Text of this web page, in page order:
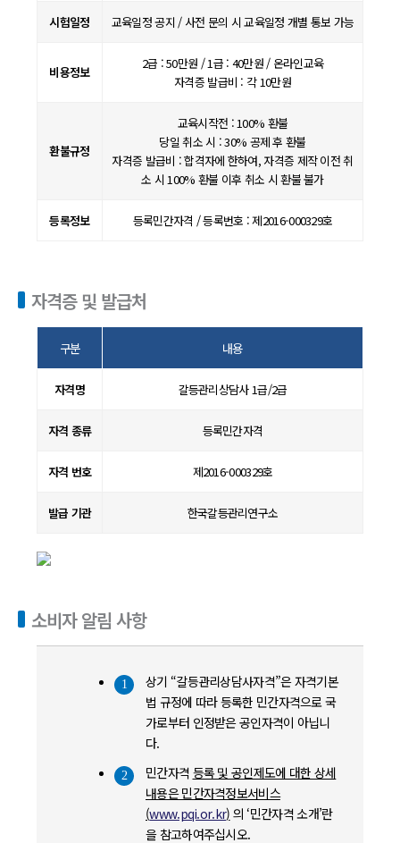
시험일정 교육일정 공지 / 사전 문의 시 교육일정 개별 통보 가능
비용정보
2급 : 50만원 / 1급 : 40만원 / 온라인교육
자격증 발급비 : 각 10만원
환불규정
교육시작전 : 100% 환불
당일 취소 시 : 30% 공제 후 환불
자격증 발급비 : 합격자에 한하여, 자격증 제작 이전 취
소 시 100% 환불 이후 취소 시 환불 불가
등록정보 등록민간자격 / 등록번호 : 제2016-000329호
자격증 및 발급처
구분 내용
자격명 갈등관리상담사 1급/2급
자격 종류 등록민간자격
자격 번호 제2016-000329호
발급 기관 한국갈등관리연구소
소비자 알림 사항
1
상기 “갈등관리상담사자격”은 자격기본
법 규정에 따라 등록한 민간자격으로 국
가로부터 인정받은 공인자격이 아닙니
다.
2 민간자격 등록 및 공인제도에 대한 상세
내용은 민간자격정보서비스
(www.pqi.or.kr) 의 ‘민간자격 소개’란
을 참고하여주십시오.